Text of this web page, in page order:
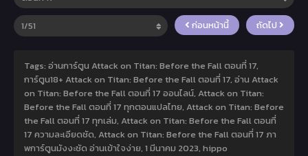
ก่อนหน้านี้ ถัดไป
Tags: อ่านการ์ตูน Attack on Titan: Before the Fall ตอนที่ 17,
การ์ตูน18+ Attack on Titan: Before the Fall ตอนที่ 17, อ่าน Attack
on Titan: Before the Fall ตอนที่ 17 ออนไลน์, Attack on Titan:
Before the Fall ตอนที่ 17 ทุกตอนแปลไทย, Attack on Titan: Before
the Fall ตอนที่ 17 ทุกเล่ม, Attack on Titan: Before the Fall ตอนที่
17 ความละเอียดชัด, Attack on Titan: Before the Fall ตอนที่ 17 ภา
พการ์ตูนมังงะชัด อ่านเข้าใจง่าย, 1 มีนาคม 2023, hippo